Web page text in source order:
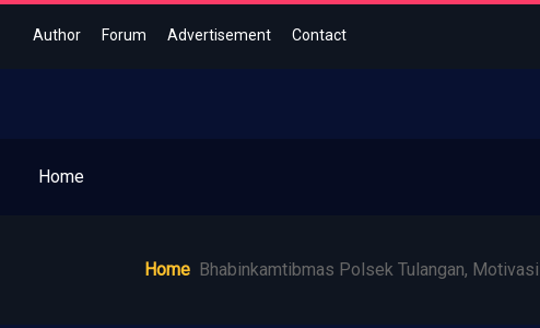
Author Forum Advertisement Contact
Home
Home Bhabinkamtibmas Polsek Tulangan,